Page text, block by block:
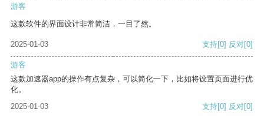
游客
这款软件的界面设计非常简洁，一目了然。
2025-01-03 支持[0] 反对[0]
游客
这款加速器app的操作有点复杂，可以简化一下，比如将设置页面进行优
化。
2025-01-03
支持[0] 反对[0]